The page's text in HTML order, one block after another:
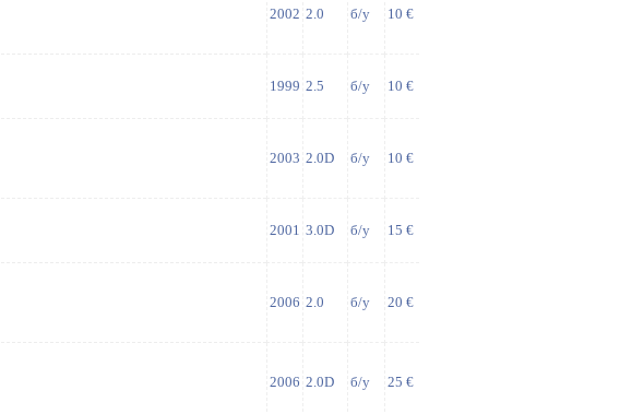
2002 2.0 б/у 10 €
1999 2.5 б/у 10 €
2003 2.0D б/у 10 €
2001 3.0D б/у 15 €
2006 2.0 б/у 20 €
2006 2.0D б/у 25 €